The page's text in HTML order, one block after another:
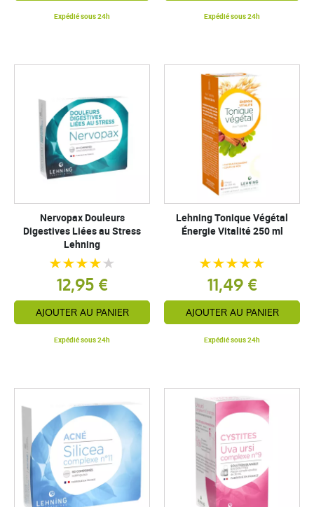
Expédié sous 24h Expédié sous 24h
Nervopax Douleurs
Digestives Liées au Stress
Lehning
12,95 €
AJOUTER AU PANIER
Expédié sous 24h
Lehning Tonique Végétal
Énergie Vitalité 250 ml
11,49 €
AJOUTER AU PANIER
Expédié sous 24h